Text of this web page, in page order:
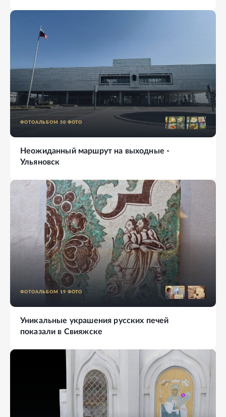
ФОТОАЛЬБОМ 50 ФОТО
Неожиданный маршрут на выходные -
Ульяновск
ФОТОАЛЬБОМ 19 ФОТО
Уникальные украшения русских печей
показали в Свияжске